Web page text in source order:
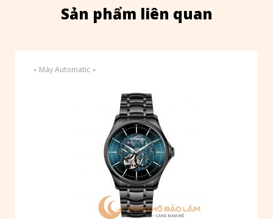
Sản phẩm liên quan
- Máy Automatic -